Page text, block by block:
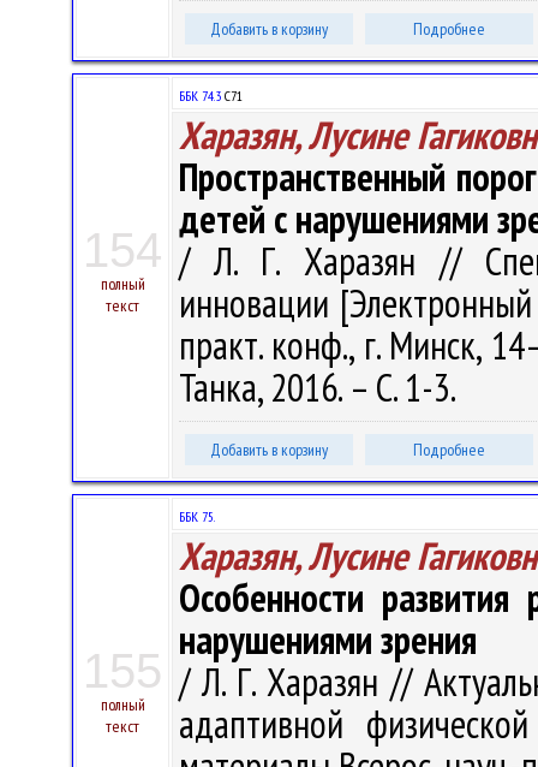
Добавить в корзину Подробнее
154
полный
текст
ББК 74.3 С71
Харазян, Лусине
Пространственный
детей с нарушениями
/ Л. Г. Харазян //
инновации
практ. конф., г. Минск,
Танка, 2016. – С. 1-3.
Добавить в корзину Подробнее
155
полный
текст
ББК 75.
Харазян, Лусине
Особенности
нарушениями зрения
/ Л. Г. Харазян //
адаптивной